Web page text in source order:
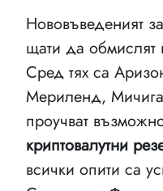
Нововъведеният
щати да обмислят
Сред тях са
Мериленд,
проучват
криптовалутни
всички опити са